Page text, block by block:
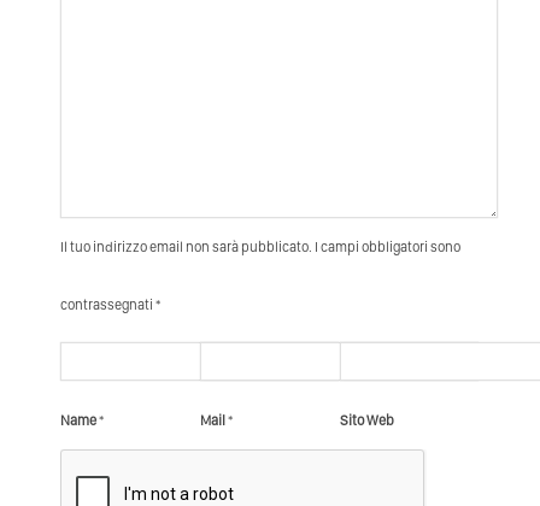
Il tuo indirizzo email non sarà pubblicato. I campi obbligatori sono
contrassegnati *
Name* Mail * Sito Web